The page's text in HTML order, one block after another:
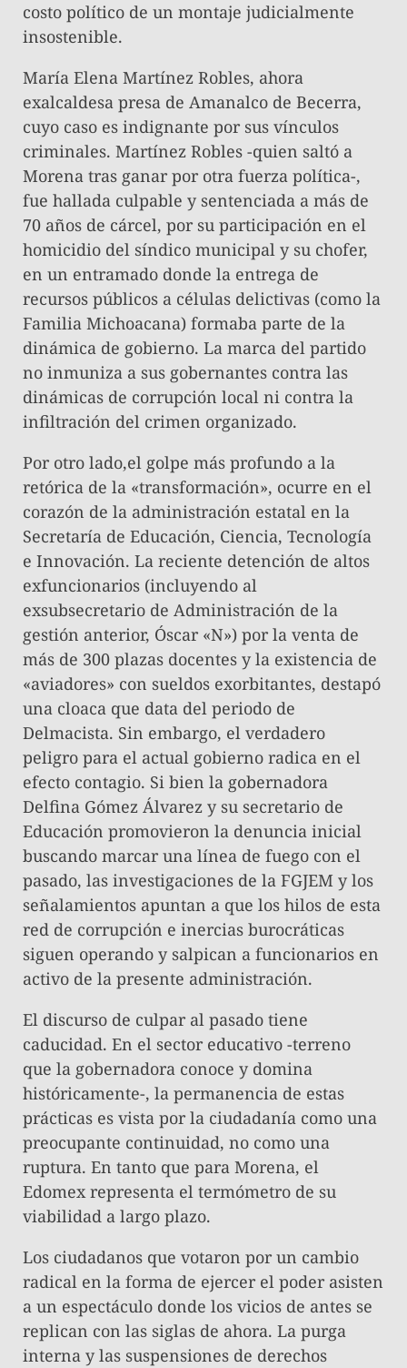
costo político de un montaje judicialmente
insostenible.
María Elena Martínez Robles, ahora
exalcaldesa presa de Amanalco de Becerra,
cuyo caso es indignante por sus vínculos
criminales. Martínez Robles -quien saltó a
Morena tras ganar por otra fuerza política-,
fue hallada culpable y sentenciada a más de
70 años de cárcel, por su participación en el
homicidio del síndico municipal y su chofer,
en un entramado donde la entrega de
recursos públicos a células delictivas (como la
Familia Michoacana) formaba parte de la
dinámica de gobierno. La marca del partido
no inmuniza a sus gobernantes contra las
dinámicas de corrupción local ni contra la
infiltración del crimen organizado.
Por otro lado,el golpe más profundo a la
retórica de la «transformación», ocurre en el
corazón de la administración estatal en la
Secretaría de Educación, Ciencia, Tecnología
e Innovación. La reciente detención de altos
exfuncionarios (incluyendo al
exsubsecretario de Administración de la
gestión anterior, Óscar «N») por la venta de
más de 300 plazas docentes y la existencia de
«aviadores» con sueldos exorbitantes, destapó
una cloaca que data del periodo de
Delmacista. Sin embargo, el verdadero
peligro para el actual gobierno radica en el
efecto contagio. Si bien la gobernadora
Delfina Gómez Álvarez y su secretario de
Educación promovieron la denuncia inicial
buscando marcar una línea de fuego con el
pasado, las investigaciones de la FGJEM y los
señalamientos apuntan a que los hilos de esta
red de corrupción e inercias burocráticas
siguen operando y salpican a funcionarios en
activo de la presente administración.
El discurso de culpar al pasado tiene
caducidad. En el sector educativo -terreno
que la gobernadora conoce y domina
históricamente-, la permanencia de estas
prácticas es vista por la ciudadanía como una
preocupante continuidad, no como una
ruptura. En tanto que para Morena, el
Edomex representa el termómetro de su
viabilidad a largo plazo.
Los ciudadanos que votaron por un cambio
radical en la forma de ejercer el poder asisten
a un espectáculo donde los vicios de antes se
replican con las siglas de ahora. La purga
interna y las suspensiones de derechos